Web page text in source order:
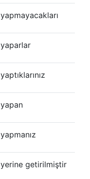
yapmayacakları
yaparlar
yaptıklarınız
yapan
yapmanız
yerine getirilmiştir